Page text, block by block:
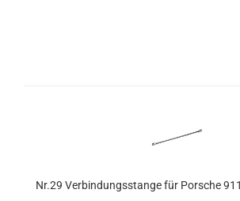
Nr.29 Verbindungsstange für Porsche